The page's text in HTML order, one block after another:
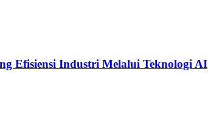
Efisiensi Industri Melalui Teknologi AI